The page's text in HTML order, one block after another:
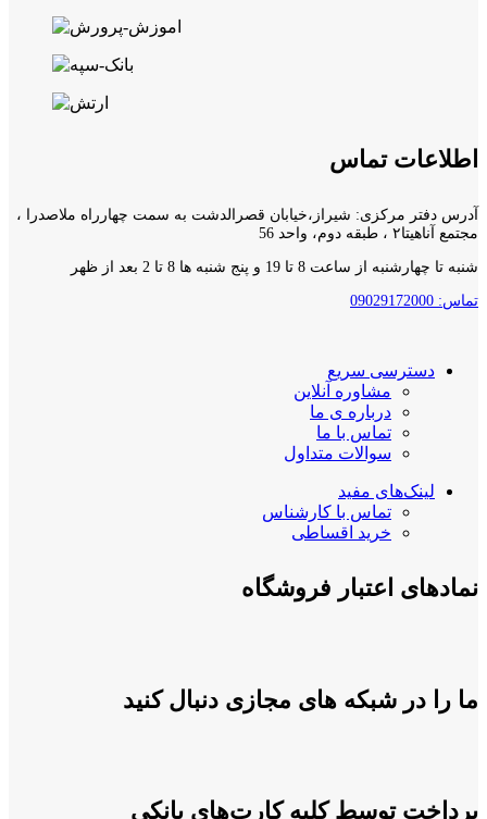
اطلاعات تماس
آدرس دفتر مرکزی: شیراز،خیابان قصرالدشت به سمت چهارراه ملاصدرا ،
مجتمع آناهیتا۲ ، طبقه دوم، واحد 56
شنبه تا چهارشنبه از ساعت 8 تا 19 و پنج شنبه ها 8 تا 2 بعد از ظهر
تماس: 09029172000
دسترسی سریع
مشاوره آنلاین
درباره ی ما
تماس با ما
سوالات متداول
لینک‌های مفید
تماس با کارشناس
خرید اقساطی
نمادهای اعتبار فروشگاه
ما را در شبکه های مجازی دنبال کنید
پرداخت توسط کلیه کارت‌های بانکی